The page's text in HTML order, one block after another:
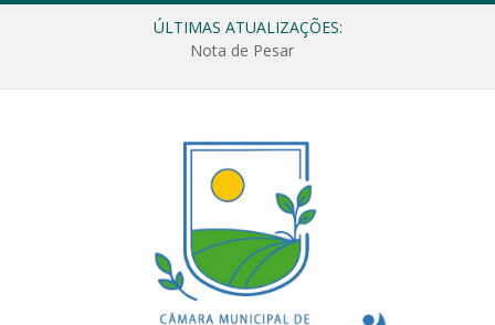
ÚLTIMAS ATUALIZAÇÕES:
Nota de Pesar